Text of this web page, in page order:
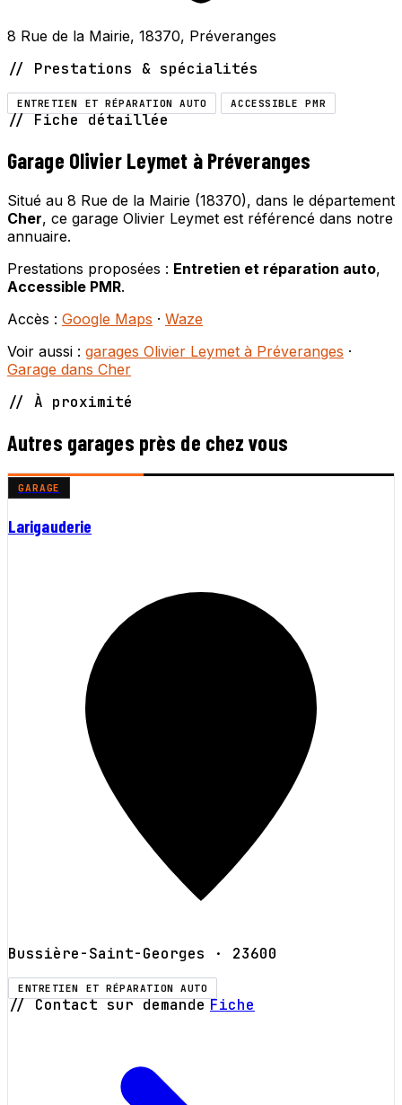
8 Rue de la Mairie, 18370, Préveranges
// Prestations & spécialités
ENTRETIEN ET RÉPARATION AUTO ACCESSIBLE PMR
// Fiche détaillée
Garage Olivier Leymet à Préveranges
Situé au 8 Rue de la Mairie (18370), dans le département
Cher, ce garage Olivier Leymet est référencé dans notre
annuaire.
Prestations proposées : Entretien et réparation auto,
Accessible PMR.
Accès : Google Maps · Waze
Voir aussi : garages Olivier Leymet à Préveranges ·
Garage dans Cher
// À proximité
Autres garages près de chez vous
GARAGE
Larigauderie
Bussière-Saint-Georges · 23600
ENTRETIEN ET RÉPARATION AUTO
// Contact sur demande Fiche